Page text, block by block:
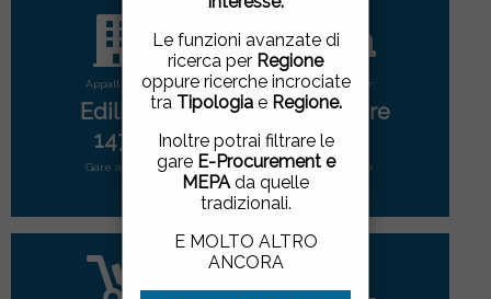
link o proseguendo la
navigazione in altra
maniera, acconsenti
all'uso dei cookie.
ACCETTO |NON
ACCETTO
Le funzioni avanzate di
ricerca per Regione
oppure ricerche incrociate
tra Tipologiae Regione.
Inoltre potrai filtrare le
gare E-Procurement e
MEPAda quelle
tradizionali.
E MOLTO ALTRO
ANCORA
Appalti per:
Edilizia
1471
Gare attive
Appalti per:
Forniture
2808
Gare attive